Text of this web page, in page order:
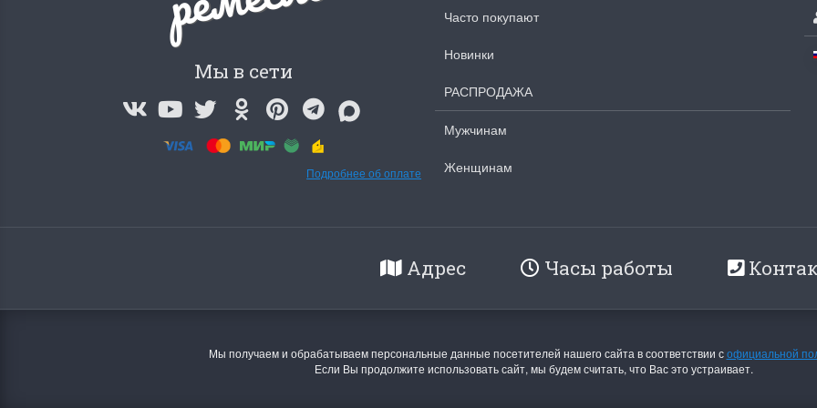
Swan (Ива-лебедь)
Отличный набор, канва, нитки и схема, всё
в отличном состоянии.
Ларина Евгения
1 апреля 2026 14:55
Polar Bear and Cubs
медвежатами)
Красивый набор
Очень красивый и раритетный сюжет,
1 апреля 2026 14:55
Хороший набор
Набор отличный,
Ларина Евгения
Мы в сети
Подробнее об оплате
Часто покупают
Новинки
РАСПРОДАЖА
Мужчинам
Женщинам
Адрес Часы работы
Мы получаем и обрабатываем персональные данные посетителей нашего сайта в соответствии софициальной
Если Вы продолжите использовать сайт, мы будем считать, что Вас это устраивает.